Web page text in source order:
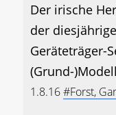
Der irische
der
Geräteträger-
(Grund-
1.8.16#Forst,